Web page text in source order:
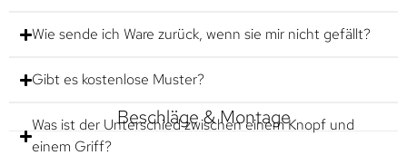
Wie sende ich Ware zurück, wenn sie mir nicht gefällt?
Gibt es kostenlose Muster?
Beschläge & Montage
Was ist der Unterschied zwischen einem Knopf und
einem Griff?